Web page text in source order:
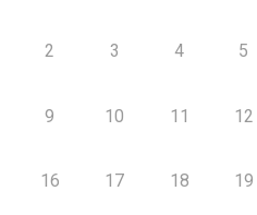
2 3 4 5
9 10 11 12
16 17 18 19